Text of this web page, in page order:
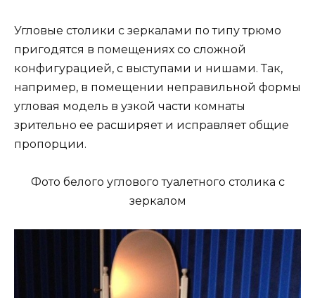
Угловые столики с зеркалами по типу трюмо
пригодятся в помещениях со сложной
конфигурацией, с выступами и нишами. Так,
например, в помещении неправильной формы
угловая модель в узкой части комнаты
зрительно ее расширяет и исправляет общие
пропорции.
Фото белого углового туалетного столика с
зеркалом